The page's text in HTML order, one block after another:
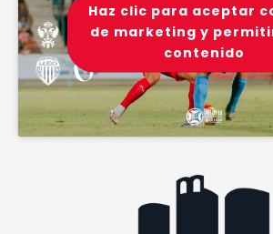
Haz clic para aceptar
de marketing y
contenido